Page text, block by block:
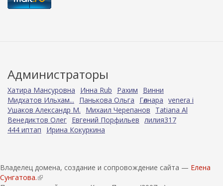
Администраторы
Хатира Мансуровна Инна Rub Рахим
Винни
Мидхатов Ильхам...
Панькова Ольга Гөлнара venera i
Ушаков Александр М.
Михаил Черепанов
Tatiana Al
Венедиктов Олег Евгений Порфильев лилия317
444 иптап
Ирина Кокуркина
Владелец домена, создание и сопровождение сайта — Елена
Сунгатова.(